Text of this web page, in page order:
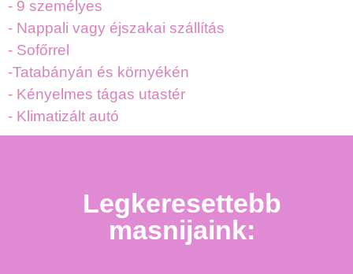
- 9 személyes
- Nappali vagy éjszakai szállítás
- Sofőrrel
-Tatabányán és környékén
- Kényelmes tágas utastér
- Klimatizált autó
Legkeresettebb
masnijaink: